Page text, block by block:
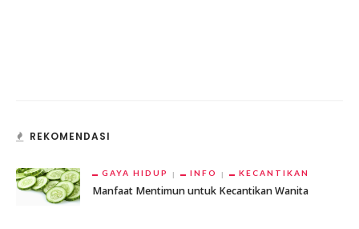
REKOMENDASI
GAYA HIDUP INFO KECANTIKAN
Manfaat Mentimun untuk Kecantikan Wanita